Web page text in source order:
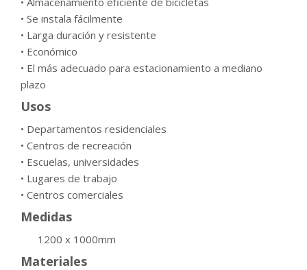
• Se instala fácilmente
• Larga duración y resistente
• Económico
• El más adecuado para estacionamiento a mediano
plazo
Usos
• Departamentos residenciales
• Centros de recreación
• Escuelas, universidades
• Lugares de trabajo
• Centros comerciales
Medidas
1200 x 1000mm
Materiales